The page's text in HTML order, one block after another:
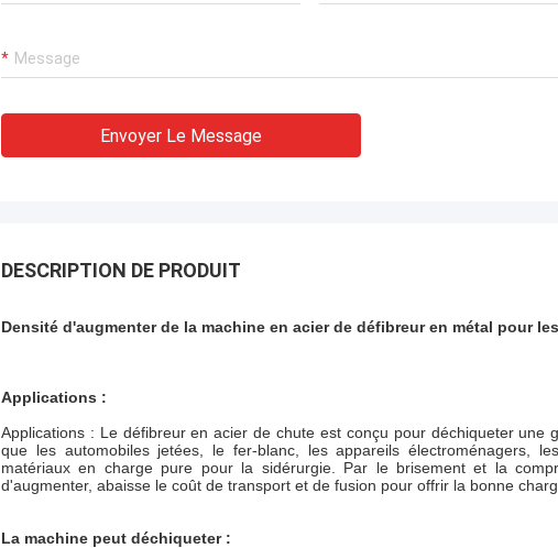
Envoyer Le Message
DESCRIPTION DE PRODUIT
Densité d'augmenter de la machine en acier de défibreur en métal pour
Applications :
Applications : Le défibreur en acier de chute est conçu pour déchiqueter
que les automobiles jetées, le fer-blanc, les appareils électroménagers,
matériaux en charge pure pour la sidérurgie. Par le brisement et la
d'augmenter, abaisse le coût de transport et de fusion pour offrir la bonne
La machine peut déchiqueter :